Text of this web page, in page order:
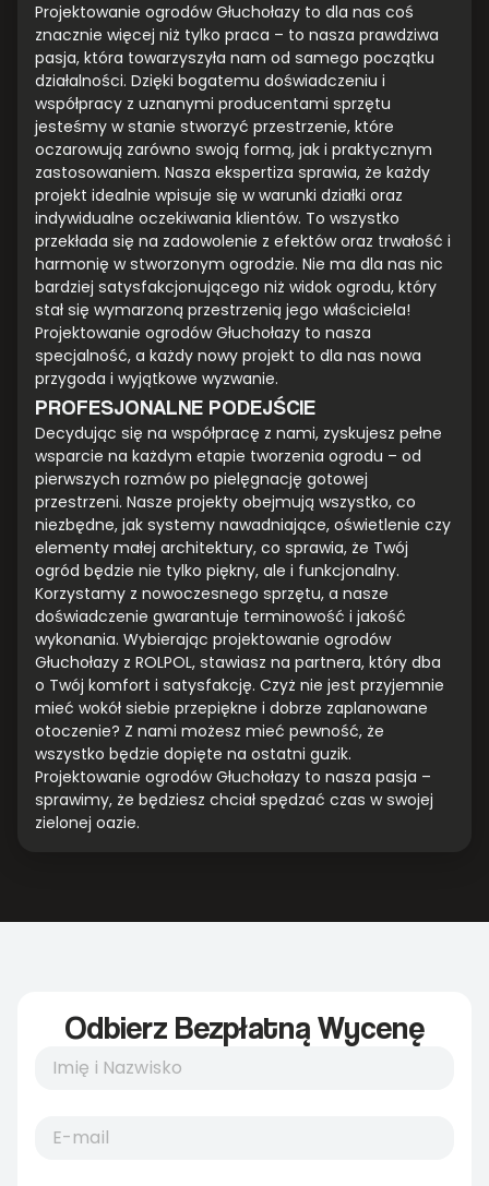
Projektowanie ogrodów Głuchołazy to dla nas coś
znacznie więcej niż tylko praca – to nasza prawdziwa
pasja, która towarzyszyła nam od samego początku
działalności. Dzięki bogatemu doświadczeniu i
współpracy z uznanymi producentami sprzętu
jesteśmy w stanie stworzyć przestrzenie, które
oczarowują zarówno swoją formą, jak i praktycznym
zastosowaniem. Nasza ekspertiza sprawia, że każdy
projekt idealnie wpisuje się w warunki działki oraz
indywidualne oczekiwania klientów. To wszystko
przekłada się na zadowolenie z efektów oraz trwałość i
harmonię w stworzonym ogrodzie. Nie ma dla nas nic
bardziej satysfakcjonującego niż widok ogrodu, który
stał się wymarzoną przestrzenią jego właściciela!
Projektowanie ogrodów Głuchołazy to nasza
specjalność, a każdy nowy projekt to dla nas nowa
przygoda i wyjątkowe wyzwanie.
PROFESJONALNE PODEJŚCIE
Decydując się na współpracę z nami, zyskujesz pełne
wsparcie na każdym etapie tworzenia ogrodu – od
pierwszych rozmów po pielęgnację gotowej
przestrzeni. Nasze projekty obejmują wszystko, co
niezbędne, jak systemy nawadniające, oświetlenie czy
elementy małej architektury, co sprawia, że Twój
ogród będzie nie tylko piękny, ale i funkcjonalny.
Korzystamy z nowoczesnego sprzętu, a nasze
doświadczenie gwarantuje terminowość i jakość
wykonania. Wybierając projektowanie ogrodów
Głuchołazy z ROLPOL, stawiasz na partnera, który dba
o Twój komfort i satysfakcję. Czyż nie jest przyjemnie
mieć wokół siebie przepiękne i dobrze zaplanowane
otoczenie? Z nami możesz mieć pewność, że
wszystko będzie dopięte na ostatni guzik.
Projektowanie ogrodów Głuchołazy to nasza pasja –
sprawimy, że będziesz chciał spędzać czas w swojej
zielonej oazie.
Odbierz Bezpłatną Wycenę